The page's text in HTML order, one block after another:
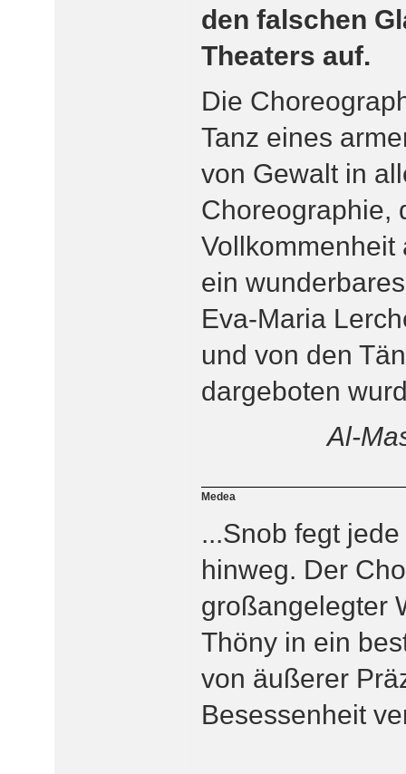
den falschen
Theaters auf.
Die
Tanz eines
von Gewalt in
Choreographie,
Vollkommenheit
ein
Eva-Maria
und von den
dargeboten
Al-
Medea
...Snob fegt
hinweg. Der
großangelegter
Thöny in ein
von äußerer
Besessenheit